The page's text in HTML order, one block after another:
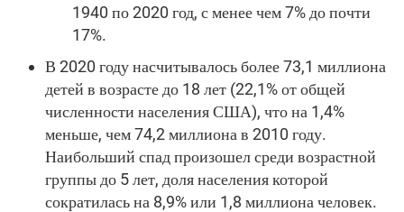
1940 по 2020 год, с менее чем 7% до почти
17%.
В 2020 году насчитывалось более 73,1 миллиона
детей в возрасте до 18 лет (22,1% от общей
численности населения США), что на 1,4%
меньше, чем 74,2 миллиона в 2010 году.
Наибольший спад произошел среди возрастной
группы до 5 лет, доля населения которой
сократилась на 8,9% или 1,8 миллиона человек.